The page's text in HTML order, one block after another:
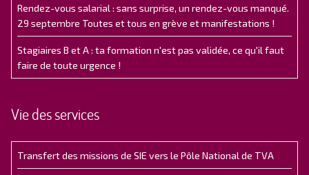
Rendez-vous salarial : sans surprise, un rendez-vous manqué.
29 septembre Toutes et tous en grève et manifestations !
Stagiaires B et A : ta formation n'est pas validée, ce qu'il faut
faire de toute urgence !
Vie des services
Transfert des missions de SIE vers le Pôle National de TVA